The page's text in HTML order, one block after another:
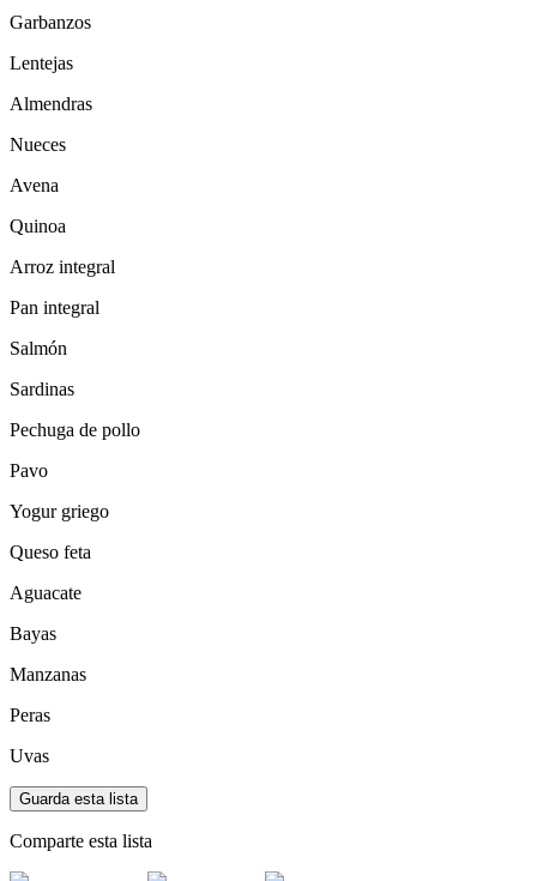
Garbanzos
Lentejas
Almendras
Nueces
Avena
Quinoa
Arroz integral
Pan integral
Salmón
Sardinas
Pechuga de pollo
Pavo
Yogur griego
Queso feta
Aguacate
Bayas
Manzanas
Peras
Uvas
Guarda esta lista
Comparte esta lista